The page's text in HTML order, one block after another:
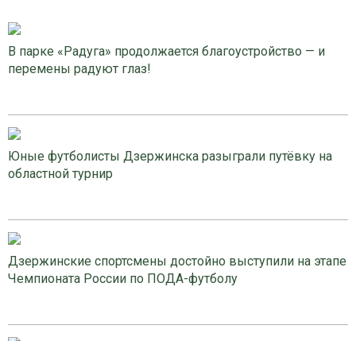
В парке «Радуга» продолжается благоустройство — и
перемены радуют глаз!
Юные футболисты Дзержинска разыграли путёвку на
областной турнир
Дзержинские спортсмены достойно выступили на этапе
Чемпионата России по ПОДА-футболу